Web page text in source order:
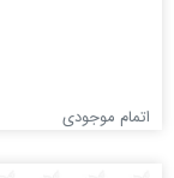
اتمام موجودی